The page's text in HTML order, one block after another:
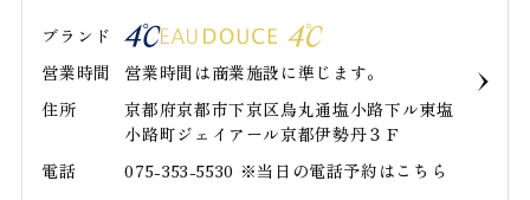
ブランド
営業時間
営業時間は商業施設に準じます。
住所
京都府京都市下京区烏丸通塩小路下ル東塩
小路町ジェイアール京都伊勢丹３Ｆ
電話
075-353-5530 ※当日の電話予約はこちら